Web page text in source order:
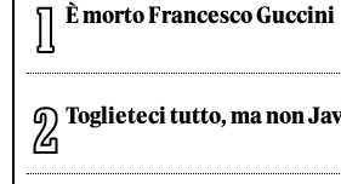
È morto Francesco Guccini
Toglieteci tutto, ma non